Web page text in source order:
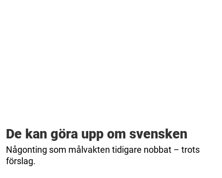
De kan göra upp om svensken
Någonting som målvakten tidigare nobbat – trots
förslag.